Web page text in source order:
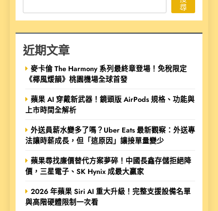
尋
近期文章
麥卡倫 The Harmony 系列最終章登場！免稅限定
《椰風煖韻》桃園機場全球首發
蘋果 AI 穿戴新武器！鏡頭版 AirPods 規格、功能與
上市時間全解析
外送員薪水變多了嗎？Uber Eats 最新觀察：外送專
法讓時薪成長，但「這原因」讓接單量變少
蘋果尋找廉價替代方案夢碎！中國長鑫存儲拒絕降
價，三星電子、SK Hynix 成最大贏家
2026 年蘋果 Siri AI 重大升級！完整支援設備名單
與高階硬體限制一次看